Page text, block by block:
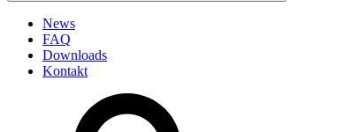
News
FAQ
Downloads
Kontakt